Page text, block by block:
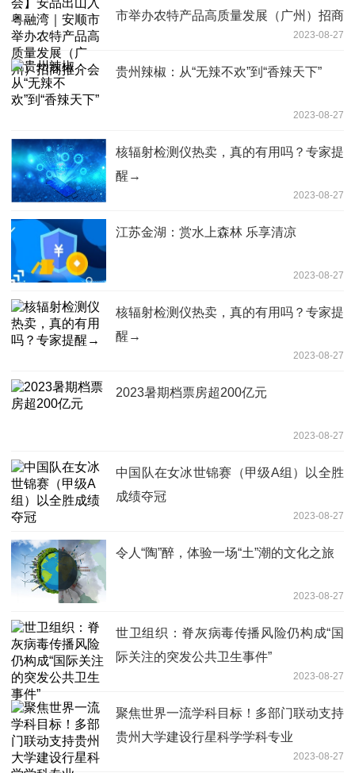
市举办农特产品高质量发展（广州）招商
2023-08-27
贵州辣椒：从“无辣不欢”到“香辣天下”
2023-08-27
核辐射检测仪热卖，真的有用吗？专家提
醒→
2023-08-27
江苏金湖：赏水上森林 乐享清凉
2023-08-27
核辐射检测仪热卖，真的有用吗？专家提
醒→
2023-08-27
2023暑期档票房超200亿元
2023-08-27
中国队在女冰世锦赛（甲级A组）以全胜
成绩夺冠
2023-08-27
令人“陶”醉，体验一场“土”潮的文化之旅
2023-08-27
世卫组织：脊灰病毒传播风险仍构成“国
际关注的突发公共卫生事件”
2023-08-27
聚焦世界一流学科目标！多部门联动支持
贵州大学建设行星科学学科专业
2023-08-27